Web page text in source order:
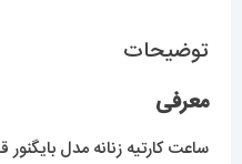
عدد
توضیحات
معرفی
ساعت کارتیه زنانه مدل